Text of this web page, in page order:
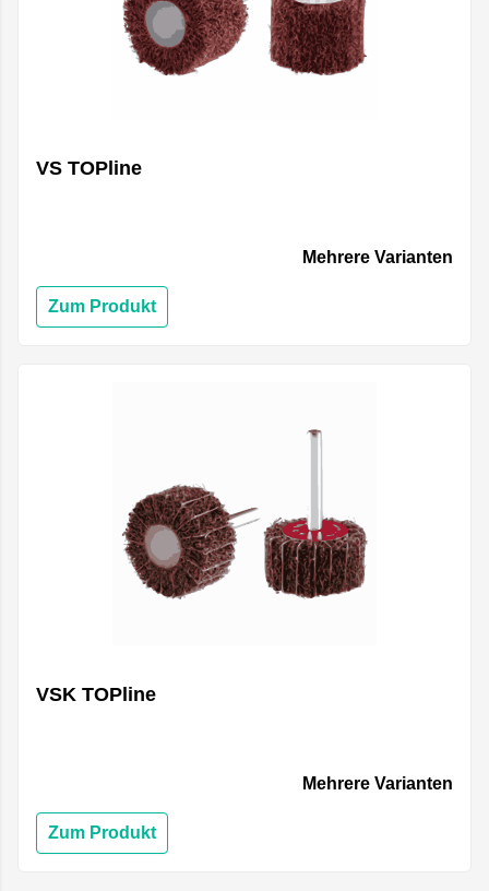
VS TOPline
Mehrere Varianten
Zum Produkt
VSK TOPline
Mehrere Varianten
Zum Produkt